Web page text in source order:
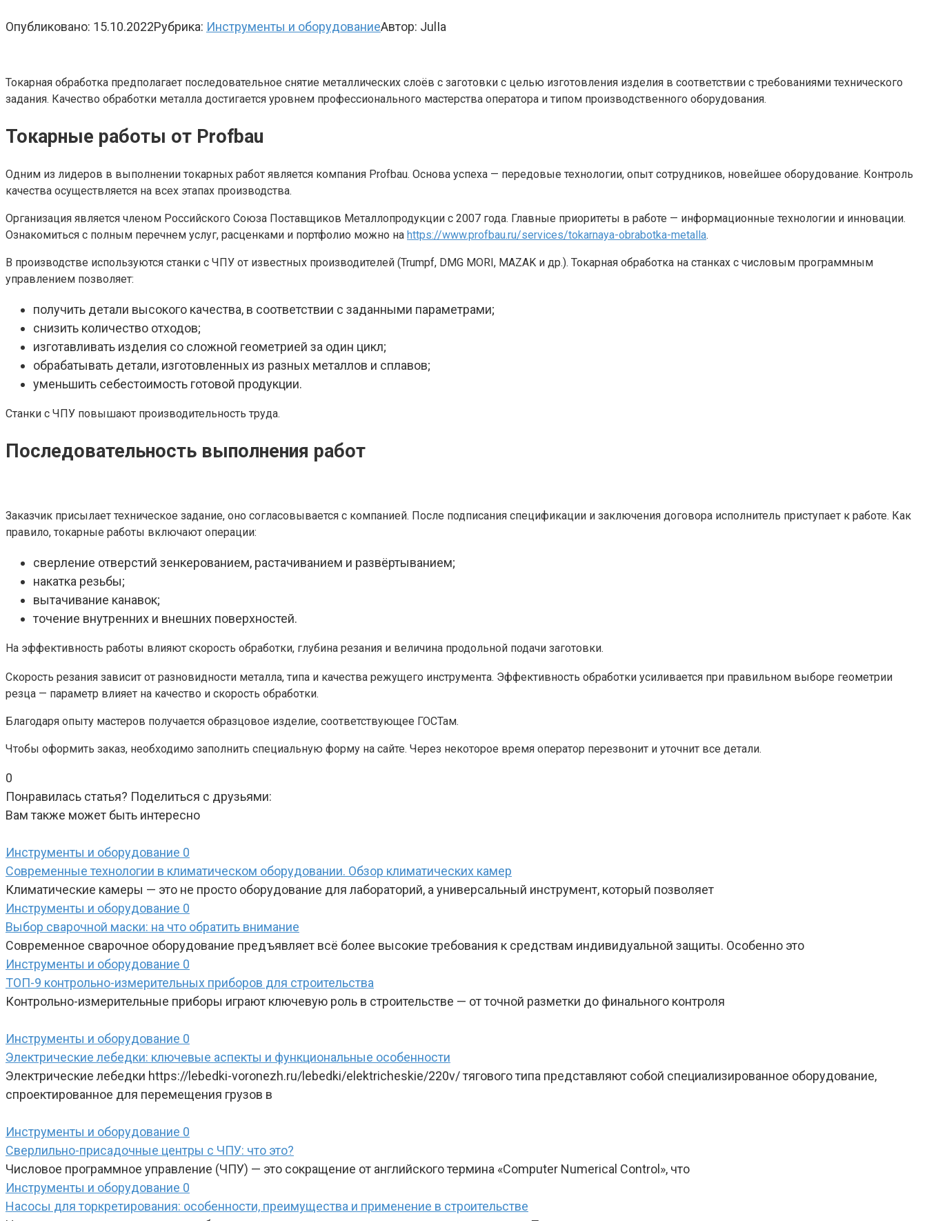
Опубликовано: 15.10.2022Рубрика: Инструменты и оборудованиеАвтор: JulIa
Токарная обработка предполагает последовательное снятие металлических слоёв с заготовки с целью изготовления изделия в соответствии с требованиями технического
задания. Качество обработки металла достигается уровнем профессионального мастерства оператора и типом производственного оборудования.
Токарные работы от Profbau
Одним из лидеров в выполнении токарных работ является компания Profbau. Основа успеха — передовые технологии, опыт сотрудников, новейшее оборудование. Контроль
качества осуществляется на всех этапах производства.
Организация является членом Российского Союза Поставщиков Металлопродукции с 2007 года. Главные приоритеты в работе — информационные технологии и инновации.
Ознакомиться с полным перечнем услуг, расценками и портфолио можно на https://www.profbau.ru/services/tokarnaya-obrabotka-metalla.
В производстве используются станки с ЧПУ от известных производителей (Trumpf, DMG MORI, MAZAK и др.). Токарная обработка на станках с числовым программным
управлением позволяет:
получить детали высокого качества, в соответствии с заданными параметрами;
снизить количество отходов;
изготавливать изделия со сложной геометрией за один цикл;
обрабатывать детали, изготовленных из разных металлов и сплавов;
уменьшить себестоимость готовой продукции.
Станки с ЧПУ повышают производительность труда.
Последовательность выполнения работ
Заказчик присылает техническое задание, оно согласовывается с компанией. После подписания спецификации и заключения договора исполнитель приступает к работе. Как
правило, токарные работы включают операции:
сверление отверстий зенкерованием, растачиванием и развёртыванием;
накатка резьбы;
вытачивание канавок;
точение внутренних и внешних поверхностей.
На эффективность работы влияют скорость обработки, глубина резания и величина продольной подачи заготовки.
Скорость резания зависит от разновидности металла, типа и качества режущего инструмента. Эффективность обработки усиливается при правильном выборе геометрии
резца — параметр влияет на качество и скорость обработки.
Благодаря опыту мастеров получается образцовое изделие, соответствующее ГОСТам.
Чтобы оформить заказ, необходимо заполнить специальную форму на сайте. Через некоторое время оператор перезвонит и уточнит все детали.
0
Понравилась статья? Поделиться с друзьями:
Вам также может быть интересно
Инструменты и оборудование 0
Современные технологии в климатическом оборудовании. Обзор климатических камер
Климатические камеры — это не просто оборудование для лабораторий, а универсальный инструмент, который позволяет
Инструменты и оборудование 0
Выбор сварочной маски: на что обратить внимание
Современное сварочное оборудование предъявляет всё более высокие требования к средствам индивидуальной защиты. Особенно это
Инструменты и оборудование 0
ТОП-9 контрольно-измерительных приборов для строительства
Контрольно-измерительные приборы играют ключевую роль в строительстве — от точной разметки до финального контроля
Инструменты и оборудование 0
Электрические лебедки: ключевые аспекты и функциональные особенности
Электрические лебедки https://lebedki-voronezh.ru/lebedki/elektricheskie/220v/ тягового типа представляют собой специализированное оборудование,
спроектированное для перемещения грузов в
Инструменты и оборудование 0
Сверлильно-присадочные центры с ЧПУ: что это?
Числовое программное управление (ЧПУ) — это сокращение от английского термина «Computer Numerical Control», что
Инструменты и оборудование 0
Насосы для торкретирования: особенности, преимущества и применение в строительстве